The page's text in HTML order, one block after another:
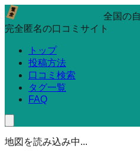
全国の
完全匿名の口コミサイト
トップ
投稿方法
口コミ検索
タグ一覧
FAQ
地図を読み込み中...